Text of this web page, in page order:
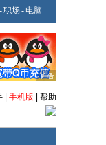
-职场 - 电脑
手机版
帮助